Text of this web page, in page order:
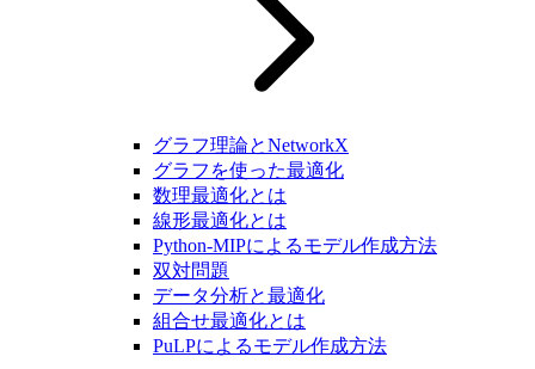
グラフ理論とNetworkX
グラフを使った最適化
数理最適化とは
線形最適化とは
Python-MIPによるモデル作成方法
双対問題
データ分析と最適化
組合せ最適化とは
PuLPによるモデル作成方法